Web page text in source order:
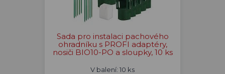
Sada pro instalaci pachového
ohradníku s PROFI adaptéry,
nosiči BIO10-PO a sloupky, 10 ks
V balení: 10 ks